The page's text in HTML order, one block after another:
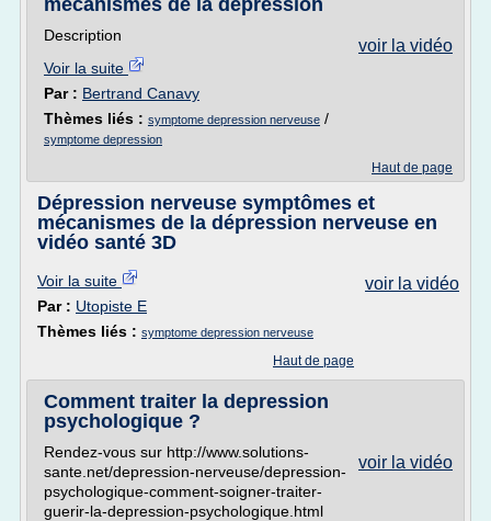
mécanismes de la dépression
voir la vidéo
Description
Voir la suite
Par : Bertrand Canavy
Thèmes liés : symptome depression nerveuse /
symptome depression
Haut de page
Dépression nerveuse symptômes et
mécanismes de la dépression nerveuse en
vidéo santé 3D
voir la vidéo
Voir la suite
Par : Utopiste E
Thèmes liés : symptome depression nerveuse
Haut de page
Comment traiter la depression
psychologique ?
voir la vidéo
Rendez-vous sur http://www.solutions-
sante.net/depression-nerveuse/depression-
psychologique-comment-soigner-traiter-
guerir-la-depression-psychologique.html